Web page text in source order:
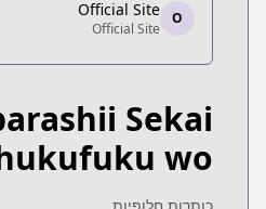
Official Site
Official Site
konosuba/
O
Official Site
Official Site
Sekai
wo!